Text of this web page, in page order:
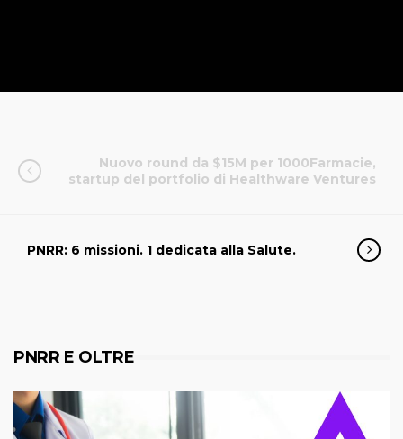
Nuovo round da $15M per 1000Farmacie,
startup del portfolio di Healthware Ventures
PNRR: 6 missioni. 1 dedicata alla Salute.
PNRR E OLTRE